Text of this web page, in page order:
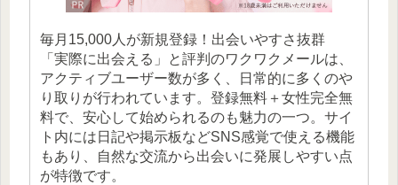
毎月15,000人が新規登録！出会いやすさ抜群
「実際に出会える」と評判のワクワクメールは、
アクティブユーザー数が多く、日常的に多くのや
り取りが行われています。登録無料＋女性完全無
料で、安心して始められるのも魅力の一つ。サイ
ト内には日記や掲示板などSNS感覚で使える機能
もあり、自然な交流から出会いに発展しやすい点
が特徴です。